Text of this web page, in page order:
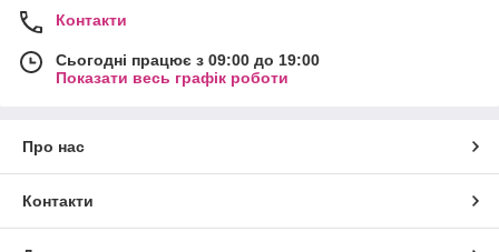
Контакти
Сьогодні працює з 09:00 до 19:00
Показати весь графік роботи
Про нас
Контакти